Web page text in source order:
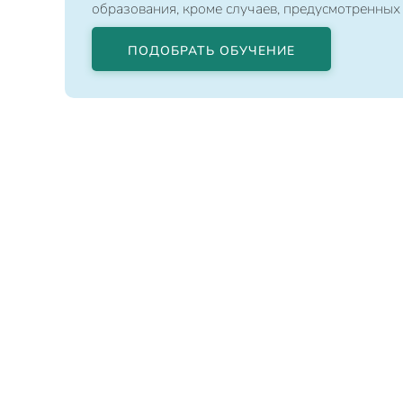
образования, кроме случаев,
ПОДОБРАТЬ ОБУЧЕНИЕ